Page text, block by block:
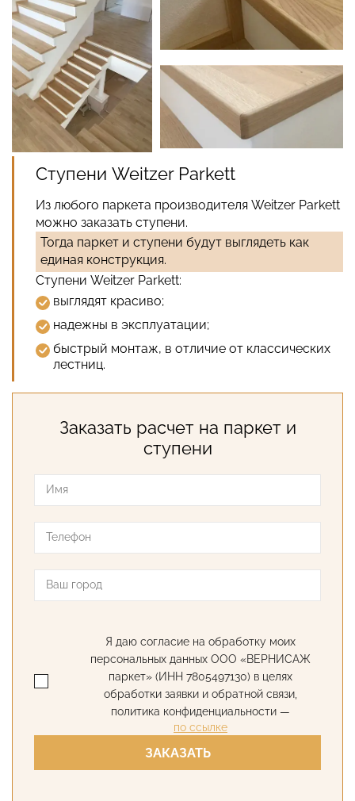
Ступени Weitzer Parkett
Из любого паркета производителя Weitzer Parkett
можно заказать ступени.
Тогда паркет и ступени будут выглядеть как
единая конструкция.
Ступени Weitzer Parkett:
выглядят красиво;
надежны в эксплуатации;
быстрый монтаж, в отличие от классических
лестниц.
Заказать расчет на паркет и
ступени
Я даю согласие на обработку моих
персональных данных ООО «ВЕРНИСАЖ
паркет» (ИНН 7805497130) в целях
обработки заявки и обратной связи,
политика конфиденциальности —
по ссылке
ЗАКАЗАТЬ